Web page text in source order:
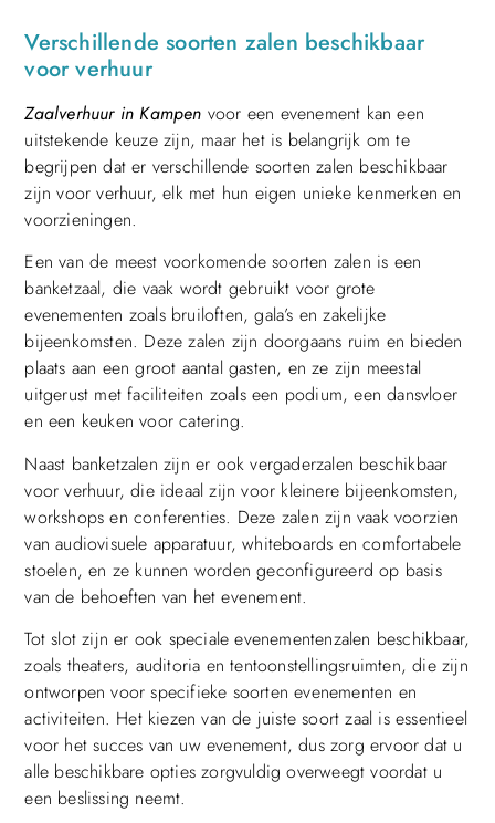
Verschillende soorten zalen beschikbaar
voor verhuur
Zaalverhuur in Kampen voor een evenement kan een
uitstekende keuze zijn, maar het is belangrijk om te
begrijpen dat er verschillende soorten zalen beschikbaar
zijn voor verhuur, elk met hun eigen unieke kenmerken en
voorzieningen.
Een van de meest voorkomende soorten zalen is een
banketzaal, die vaak wordt gebruikt voor grote
evenementen zoals bruiloften, gala’s en zakelijke
bijeenkomsten. Deze zalen zijn doorgaans ruim en bieden
plaats aan een groot aantal gasten, en ze zijn meestal
uitgerust met faciliteiten zoals een podium, een dansvloer
en een keuken voor catering.
Naast banketzalen zijn er ook vergaderzalen beschikbaar
voor verhuur, die ideaal zijn voor kleinere bijeenkomsten,
workshops en conferenties. Deze zalen zijn vaak voorzien
van audiovisuele apparatuur, whiteboards en comfortabele
stoelen, en ze kunnen worden geconfigureerd op basis
van de behoeften van het evenement.
Tot slot zijn er ook speciale evenementenzalen beschikbaar,
zoals theaters, auditoria en tentoonstellingsruimten, die zijn
ontworpen voor specifieke soorten evenementen en
activiteiten. Het kiezen van de juiste soort zaal is essentieel
voor het succes van uw evenement, dus zorg ervoor dat u
alle beschikbare opties zorgvuldig overweegt voordat u
een beslissing neemt.